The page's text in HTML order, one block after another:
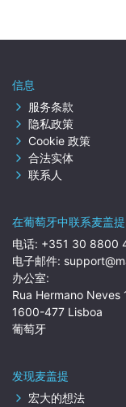
信息
服务条款
隐私政策
Cookie 政策
合法实体
联系人
在葡萄牙中联系麦盖提
电话: +351 30 8800
电子邮件:
办公室:
Rua Hermano Neves
1600-477 Lisboa
葡萄牙
发现麦盖提
宏大的想法